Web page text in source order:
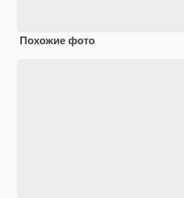
Похожие фото